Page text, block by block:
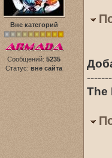
Вне категорий
Сообщений: 5235
Статус: вне сайта
The